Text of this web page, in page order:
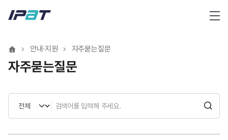
메뉴
안내·지원 자주묻는질문
자주묻는질문
검색